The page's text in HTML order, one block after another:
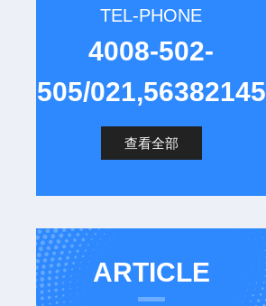
TEL-PHONE
4008-502-
505/021,56382145
查看全部
ARTICLE